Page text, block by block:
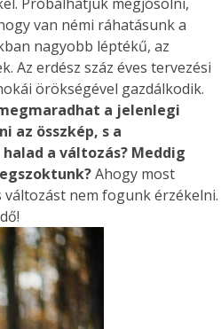
van némi ráhatásunk a
nagyobb léptékű, az
Az erdész száz éves tervezési
örökségével gazdálkodik.
a jelenlegi
az összkép, s a
a változás? Meddig
Ahogy most
nem fogunk érzékelni.